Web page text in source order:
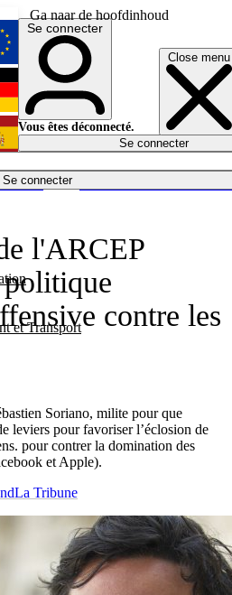
Ga naar de hoofdinhoud
Close menu
Se connecter
et Transport
English
Deutsch
Español
Se connecter
Vous êtes déconnecté.
Se connecter
l'ARCEP
politique
contre les
Soriano, milite pour que
leviers pour favoriser l’éclosion de
pour contrer la domination des
et Apple).
La Tribune